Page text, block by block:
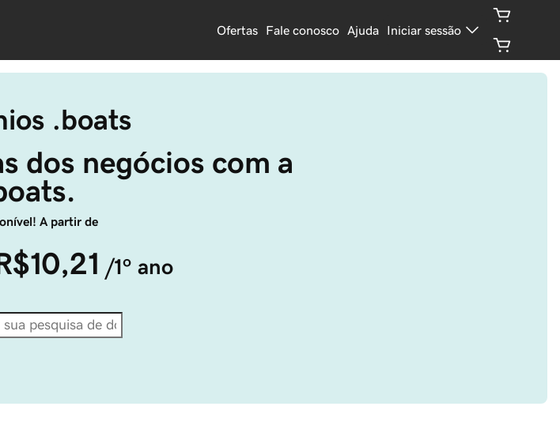
Ofertas Fale conosco Ajuda Iniciar sessão
.boats
dos negócios com a
A partir de
/1º ano